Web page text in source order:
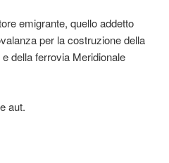
emigrante, quello addetto
per la costruzione della
della ferrovia Meridionale
aut.